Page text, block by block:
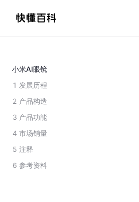
小米AI眼镜
1 发展历程
2 产品构造
3 产品功能
4 市场销量
5 注释
6 参考资料